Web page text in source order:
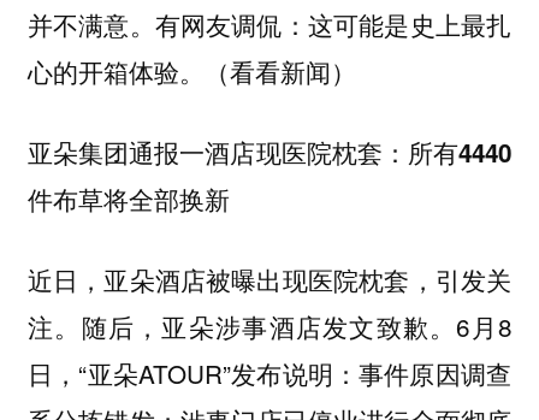
并不满意。有网友调侃：这可能是史上最扎
心的开箱体验。（看看新闻）
亚朵集团通报一酒店现医院枕套：所有4440
件布草将全部换新
近日，亚朵酒店被曝出现医院枕套，引发关
注。随后，亚朵涉事酒店发文致歉。6月8
日，“亚朵ATOUR”发布说明：事件原因调查